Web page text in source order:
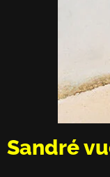
Sandré